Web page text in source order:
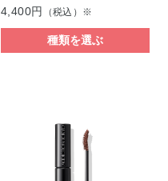
4,400円 （税込）※
種類を選ぶ